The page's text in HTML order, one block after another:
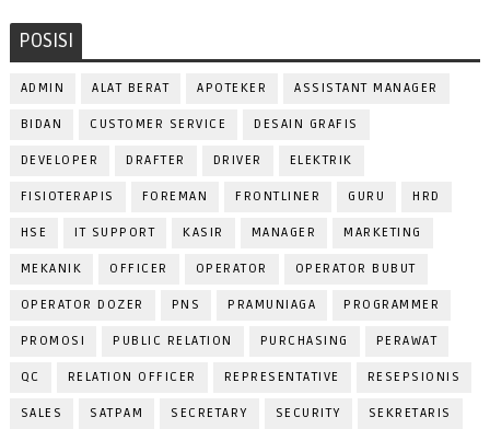
POSISI
ADMIN ALAT BERAT APOTEKER ASSISTANT MANAGER
BIDAN CUSTOMER SERVICE DESAIN GRAFIS
DEVELOPER DRAFTER DRIVER ELEKTRIK
FISIOTERAPIS FOREMAN FRONTLINER GURU HRD
HSE IT SUPPORT KASIR MANAGER MARKETING
MEKANIK OFFICER OPERATOR OPERATOR BUBUT
OPERATOR DOZER PNS PRAMUNIAGA PROGRAMMER
PROMOSI PUBLIC RELATION PURCHASING PERAWAT
QC RELATION OFFICER REPRESENTATIVE RESEPSIONIS
SALES SATPAM SECRETARY SECURITY SEKRETARIS